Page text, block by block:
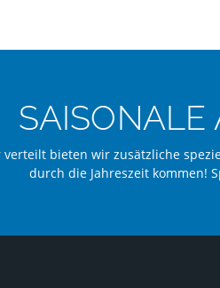
SAISONALE
verteilt bieten wir zusätzliche
durch die Jahreszeit kommen!